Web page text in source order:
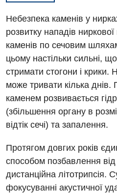
Небезпека каменів у
розвитку нападів
каменів по сечовим
цьому настільки сильні,
стримати стогони і крики.
може тривати кілька днів.
каменем розвивається
(збільшення органу в
відтік сечі) та запалення.
Протягом довгих років
способом позбавлення
дистанційна літотрипсія.
фокусуванні акустичної